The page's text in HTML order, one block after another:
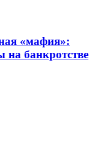
«мафия»:
на банкротстве